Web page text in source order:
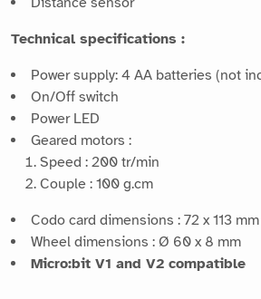
Technical specifications :
Power supply: 4 AA batteries (not
On/Off switch
Power LED
Geared motors :
Speed : 200 tr/min
Couple : 100 g.cm
Codo card dimensions : 72 x 113 mm
Wheel dimensions : Ø 60 x 8 mm
Micro:bit V1 and V2 compatible